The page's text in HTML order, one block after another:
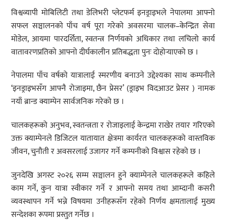
विश्वव्यापी मोबिलिटी तथा डेलिभरी प्लेटफर्म इनड्राइभले नेपालमा आफ्नो
सफल सञ्चालनको पाँच वर्ष पूरा गरेको अवसरमा चालक–केन्द्रित सेवा
मोडेल, आयमा पारदर्शिता, स्वतन्त्र निर्णयको अधिकार तथा लचिलो कार्य
वातावरणप्रतिको आफ्नो दीर्घकालीन प्रतिबद्धता पुनः दोहोर्‍याएको छ ।
नेपालमा पाँच वर्षको यात्रालाई स्मरणीय बनाउने उद्देश्यका साथ कम्पनीले
‘इनड्राइभसँग आफ्नै रोजाइमा, छैन प्रेसर’ (ड्राइभ विदआउट प्रेसर ) नामक
नयाँ ब्रान्ड क्याम्पेन सार्वजनिक गरेको छ ।
चालकहरूको अनुभव, स्वतन्त्रता र रोजाइलाई केन्द्रमा राखेर तयार गरिएको
उक्त क्याम्पेनले डिजिटल यातायात क्षेत्रमा कार्यरत चालकहरूको वास्तविक
जीवन, चुनौती र अवसरलाई उजागर गर्ने कम्पनीको विश्वास रहेको छ ।
जुनदेखि अगस्ट २०२६ सम्म सञ्चालन हुने क्याम्पेनले चालकहरूले कहिले
काम गर्ने, कुन यात्रा स्वीकार गर्ने र आफ्नो समय तथा आम्दानी कसरी
व्यवस्थापन गर्ने भन्ने विषयमा उनीहरूसँग रहेको निर्णय क्षमतालाई मुख्य
सन्देशका रूपमा प्रस्तुत गर्नेछ ।